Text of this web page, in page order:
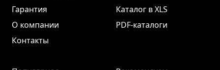
Гарантия
О компании
Контакты
Каталог в XLS
PDF-каталоги